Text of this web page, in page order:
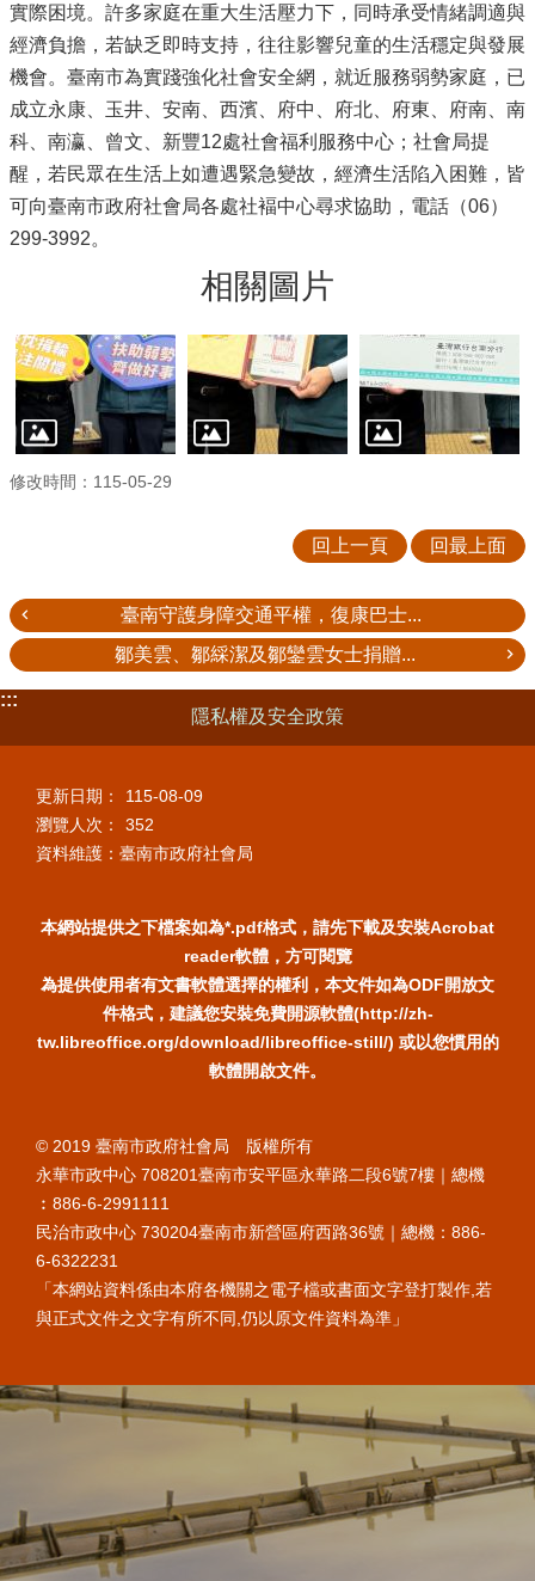
實際困境。許多家庭在重大生活壓力下，同時承受情緒調適與
經濟負擔，若缺乏即時支持，往往影響兒童的生活穩定與發展
機會。臺南市為實踐強化社會安全網，就近服務弱勢家庭，已
成立永康、玉井、安南、西濱、府中、府北、府東、府南、南
科、南瀛、曾文、新豐12處社會福利服務中心；社會局提
醒，若民眾在生活上如遭遇緊急變故，經濟生活陷入困難，皆
可向臺南市政府社會局各處社褔中心尋求協助，電話（06）
299-3992。
相關圖片
修改時間：115-05-29
回上一頁 回最上面
臺南守護身障交通平權，復康巴士...
鄒美雲、鄒綵潔及鄒鑾雲女士捐贈...
:::
隱私權及安全政策
更新日期：
115-08-09
瀏覽人次：
352
資料維護：臺南市政府社會局
本網站提供之下檔案如為*.pdf格式，請先下載及安裝Acrobat
reader軟體，方可閱覽
為提供使用者有文書軟體選擇的權利，本文件如為ODF開放文
件格式，建議您安裝免費開源軟體(http://zh-
tw.libreoffice.org/download/libreoffice-still/) 或以您慣用的
軟體開啟文件。
© 2019 臺南市政府社會局 版權所有
永華市政中心 708201臺南市安平區永華路二段6號7樓｜總機
︰886-6-2991111
民治市政中心 730204臺南市新營區府西路36號｜總機：886-
6-6322231
「本網站資料係由本府各機關之電子檔或書面文字登打製作,若
與正式文件之文字有所不同,仍以原文件資料為準」